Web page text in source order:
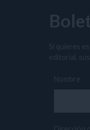
Si quieres
editorial,
Nombre